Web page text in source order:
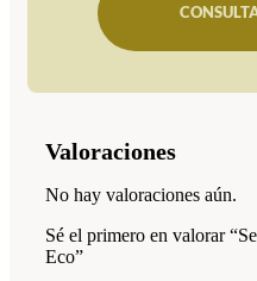
Valoraciones
No hay valoraciones aún.
Sé el primero en valorar
Eco”